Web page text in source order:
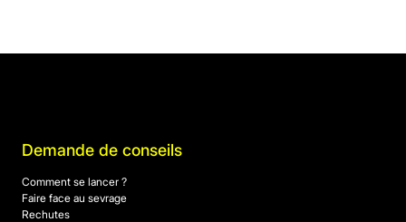
Demande de conseils
Comment se lancer ?
Faire face au sevrage
Rechutes